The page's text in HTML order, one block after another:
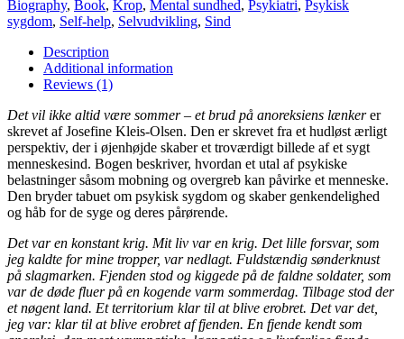
Biography, Book, Krop, Mental sundhed, Psykiatri, Psykisk
sygdom, Self-help, Selvudvikling, Sind
Description
Additional information
Reviews (1)
Det vil ikke altid være sommer – et brud på anoreksiens lænkerer
skrevet af Josefine Kleis-Olsen. Den er skrevet fra et hudløst ærligt
perspektiv, der i øjenhøjde skaber et troværdigt billede af et sygt
menneskesind. Bogen beskriver, hvordan et utal af psykiske
belastninger såsom mobning og overgreb kan påvirke et menneske.
Den bryder tabuet om psykisk sygdom og skaber genkendelighed
og håb for de syge og deres pårørende.
Det var en konstant krig. Mit liv var en krig. Det lille forsvar, som
jeg kaldte for mine tropper, var nedlagt. Fuldstændig sønderknust
på slagmarken. Fjenden stod og kiggede på de faldne soldater, som
var de døde fluer på en kogende varm sommerdag. Tilbage stod der
et nøgent land. Et territorium klar til at blive erobret. Det var det,
jeg var: klar til at blive erobret af fjenden. En fjende kendt som